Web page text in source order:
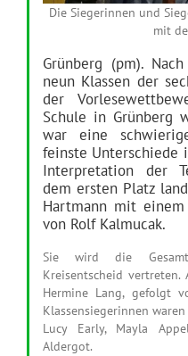
Die Siegerinnen und
mit
Grünberg (pm).
neun Klassen der
der
Schule in Grünberg
war eine
feinste Unterschiede
Interpretation der
dem ersten Platz
Hartmann mit einem
von Rolf Kalmucak.
Sie wird die
Kreisentscheid
Hermine Lang, gefolgt
Klassensiegerinnen
Lucy Early, Mayla
Aldergot.